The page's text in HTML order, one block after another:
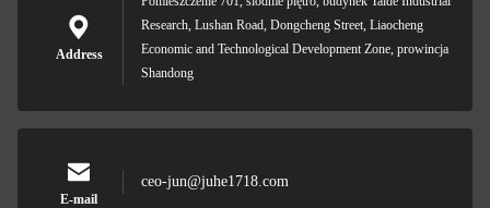
Address
Research, Lushan Road, Dongcheng Street, Liaocheng
Economic and Technological Development Zone, prowincja
Shandong
E-mail
ceo-jun@juhe1718.com